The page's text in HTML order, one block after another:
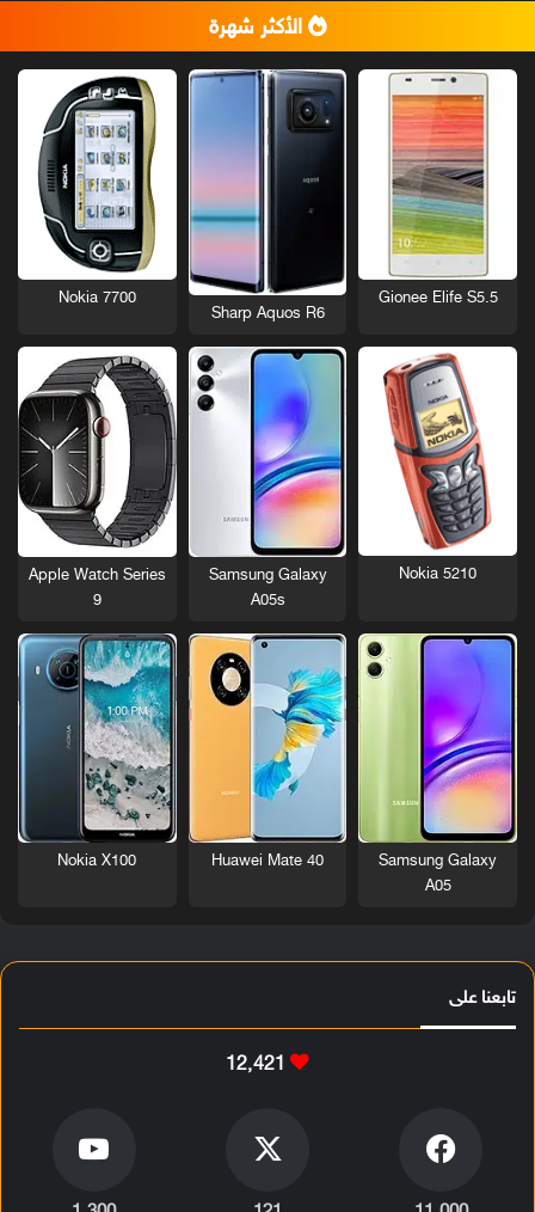
الأكثر شهرة
Gionee Elife S5.5
Sharp Aquos R6
Nokia 7700
Nokia 5210
Samsung Galaxy
A05s
Apple Watch Series
9
Samsung Galaxy
A05
Huawei Mate 40
Nokia X100
تابعنا على
12٬421